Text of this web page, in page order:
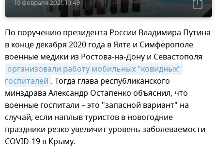
10 февраля 2021, 10:49
По поручению президента России Владимира Путина
в конце декабря 2020 года в Ялте и Симферополе
военные медики из Ростова-на-Дону и Севастополя
организовали работу мобильных "ковидных"
госпиталей . Тогда глава республиканского
минздрава Александр Остапенко объяснил, что
военные госпитали – это "запасной вариант" на
случай, если наплыв туристов в новогодние
праздники резко увеличит уровень заболеваемости
COVID-19 в Крыму.